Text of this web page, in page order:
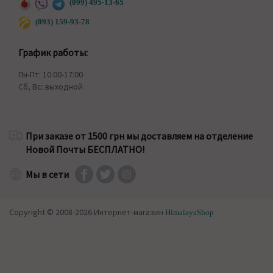
(099) 495-13-65
(093) 159-93-78
График работы:
Пн-Пт: 10:00-17:00
Сб, Вс: выходной
При заказе от 1500 грн мы доставляем на отделение
Новой Почты БЕСПЛАТНО!
Мы в сети
Copyright © 2008-2026 Интернет-магазин HimalayaShop